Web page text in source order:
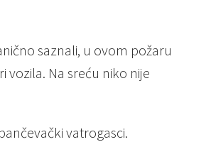
saznali, u ovom požaru
vozila. Na sreću niko nije
vatrogasci.